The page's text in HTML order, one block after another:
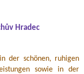
Hradec
der schönen, ruhigen
sowie in der